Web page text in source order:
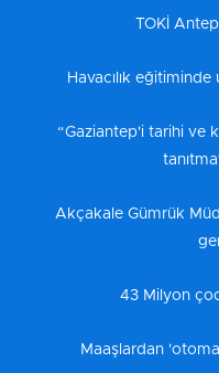
TOKİ
Havacılık
“Gaziantep'i tarihi ve
Akçakale Gümrük
43 Milyon
Maaşlardan